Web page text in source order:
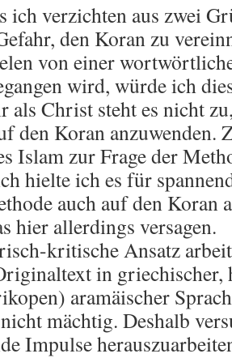
ich verzichten aus zwei
den Koran zu
von einer
wird, würde ich
als Christ steht es nicht
den Koran anzuwenden.
Islam zur Frage der
hielte ich es für
auch auf den Koran
hier allerdings versagen.
kritische Ansatz
in griechischer,
aramäischer
mächtig. Deshalb
Impulse